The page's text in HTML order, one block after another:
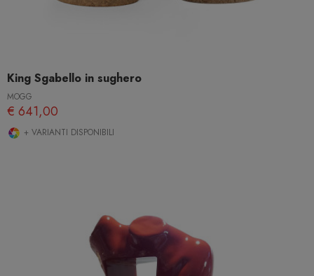
King Sgabello in sughero
MOGG
€ 641,00
+ VARIANTI DISPONIBILI